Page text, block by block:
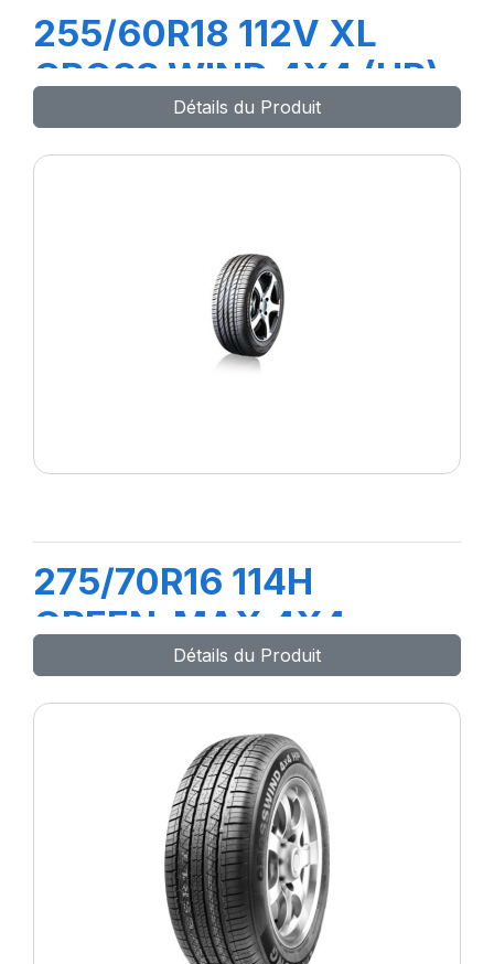
255/60R18 112V XL
CROSS WIND 4X4 (HP)
Détails du Produit
275/70R16 114H
GREEN-MAX 4X4
Détails du Produit